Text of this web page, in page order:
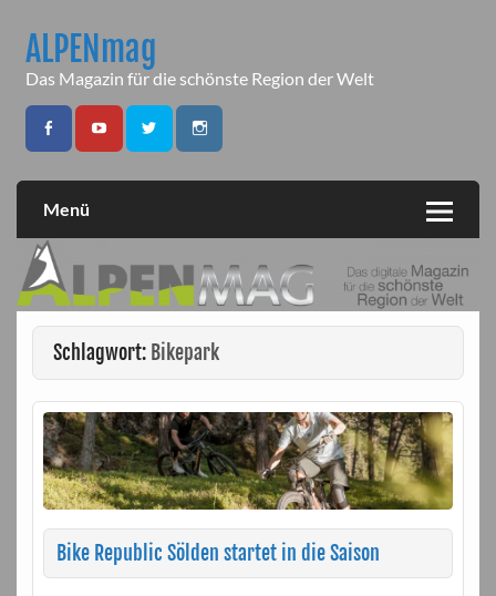
contentALPENmag
Das Magazin für die schönste Region der Welt
Menü
Schlagwort: Bikepark
Bike Republic Sölden startet in die Saison